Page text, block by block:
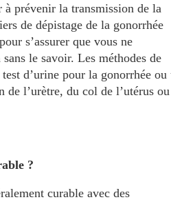
à prévenir la transmission de la
de dépistage de la gonorrhée
s’assurer que vous ne
le savoir. Les méthodes de
d’urine pour la gonorrhée ou
de l’urètre, du col de l’utérus
?
curable avec des